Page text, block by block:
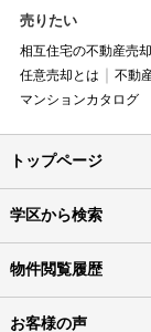
売りたい
相互住宅の不動産売却
任意売却とは
不動
マンションカタログ
トップページ
学区から検索
物件閲覧履歴
お客様の声